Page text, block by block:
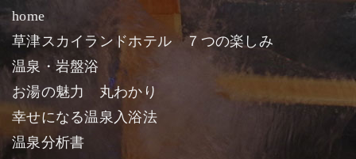
home
草津スカイランドホテル ７つの楽しみ
温泉・岩盤浴
お湯の魅力 丸わかり
幸せになる温泉入浴法
温泉分析書